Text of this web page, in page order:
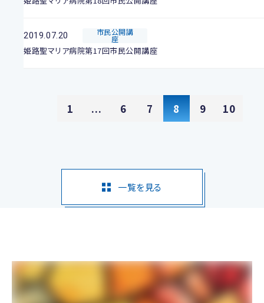
2019.07.20 市民公開講
座
姫路聖マリア病院第17回市民公開講座
1 ... 6 7 8 9 10
一覧を見る